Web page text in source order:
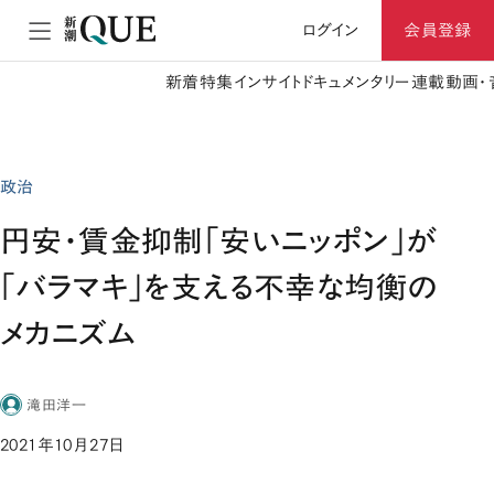
ログイン 会員登録
新着特集 インサイト ドキュメンタリー 連載動画
政治
円安・賃金抑制「安いニッポン」が
「バラマキ」を支える不幸な均衡の
メカニズム
滝田洋一
2021年10月27日